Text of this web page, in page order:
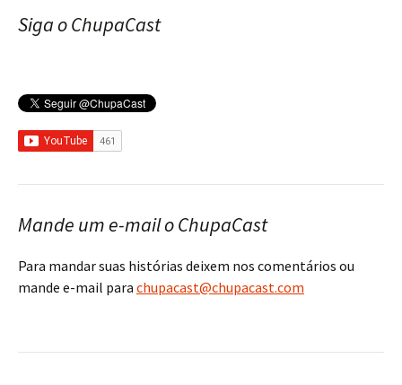
Siga o ChupaCast
Mande um e-mail o ChupaCast
Para mandar suas histórias deixem nos comentários ou
mande e-mail para chupacast@chupacast.com